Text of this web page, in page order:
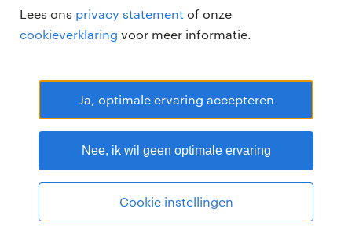
Lees ons privacy statement of onze
cookieverklaring voor meer informatie.
Ja, optimale ervaring accepteren
Nee, ik wil geen optimale ervaring
Cookie instellingen
RANDSTAD PROFESSIONAL is een geregistreerd handelsmerk van
Randstad N.V.